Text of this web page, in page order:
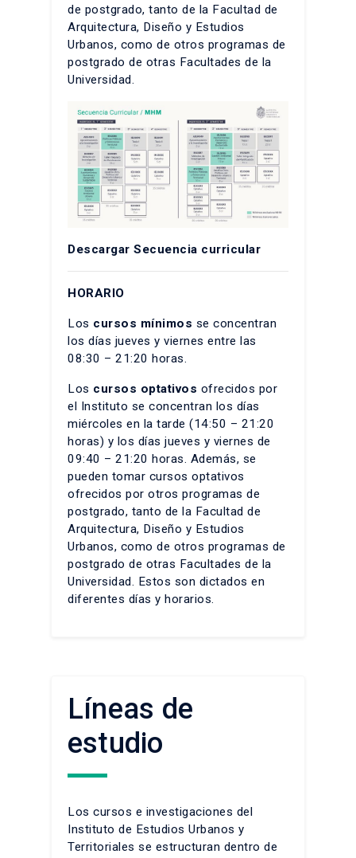
de postgrado, tanto de la Facultad de
Arquitectura, Diseño y Estudios
Urbanos, como de otros programas de
postgrado de otras Facultades de la
Universidad.
Descargar Secuencia curricular
HORARIO
Los cursos mínimos se concentran
los días jueves y viernes entre las
08:30 – 21:20 horas.
Los cursos optativos ofrecidos por
el Instituto se concentran los días
miércoles en la tarde (14:50 – 21:20
horas) y los días jueves y viernes de
09:40 – 21:20 horas. Además, se
pueden tomar cursos optativos
ofrecidos por otros programas de
postgrado, tanto de la Facultad de
Arquitectura, Diseño y Estudios
Urbanos, como de otros programas de
postgrado de otras Facultades de la
Universidad. Estos son dictados en
diferentes días y horarios.
Líneas de
estudio
Los cursos e investigaciones del
Instituto de Estudios Urbanos y
Territoriales se estructuran dentro de